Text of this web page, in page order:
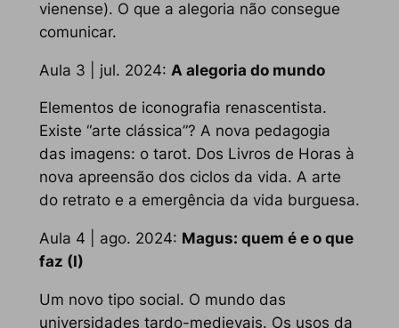
vienense). O que a alegoria não consegue
comunicar.
Aula 3 | jul. 2024: A alegoria do mundo
Elementos de iconografia renascentista.
Existe “arte clássica”? A nova pedagogia
das imagens: o tarot. Dos Livros de Horas à
nova apreensão dos ciclos da vida. A arte
do retrato e a emergência da vida burguesa.
Aula 4 | ago. 2024: Magus: quem é e o que
faz (I)
Um novo tipo social. O mundo das
universidades tardo-medievais. Os usos da